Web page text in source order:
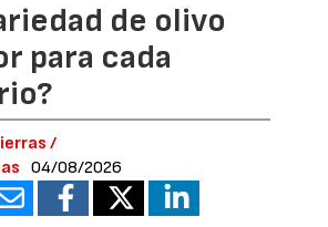
de olivo
para cada
/
04/08/2026